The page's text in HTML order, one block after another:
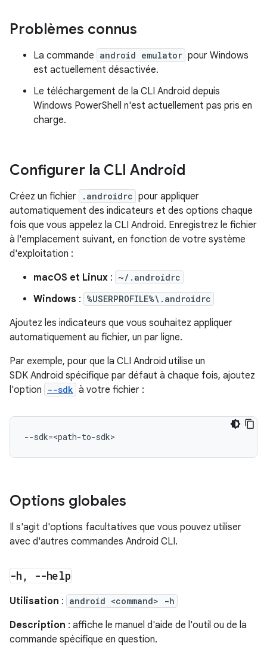
Problèmes connus
La commande android emulator pour Windows
est actuellement désactivée.
Le téléchargement de la CLI Android depuis
Windows PowerShell n'est actuellement pas pris en
charge.
Configurer la CLI Android
Créez un fichier .androidrc pour appliquer
automatiquement des indicateurs et des options chaque
fois que vous appelez la CLI Android. Enregistrez le fichier
à l'emplacement suivant, en fonction de votre système
d'exploitation :
macOS et Linux : ~/.androidrc
Windows : %USERPROFILE%\.androidrc
Ajoutez les indicateurs que vous souhaitez appliquer
automatiquement au fichier, un par ligne.
Par exemple, pour que la CLI Android utilise un
SDK Android spécifique par défaut à chaque fois, ajoutez
l'option
--sdk à votre fichier :
--sdk=
Options globales
Il s'agit d'options facultatives que vous pouvez utiliser
avec d'autres commandes Android CLI.
-h , --help
Utilisation : android <command> -h
Description : affiche le manuel d'aide de l'outil ou de la
commande spécifique en question.